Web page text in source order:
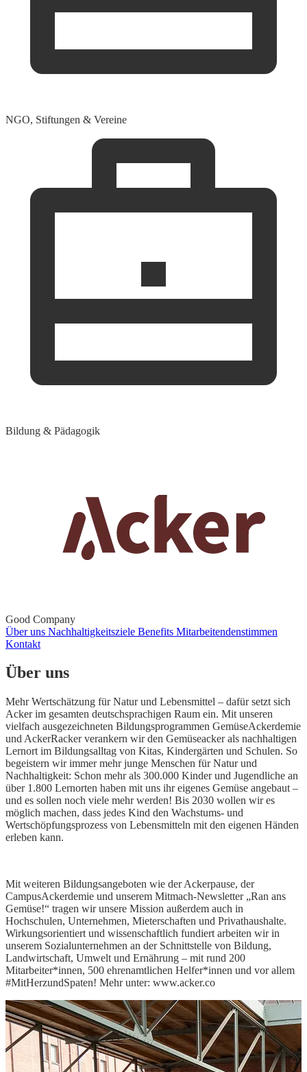
NGO, Stiftungen & Vereine
Bildung & Pädagogik
Good Company
Über uns Nachhaltigkeitsziele Benefits Mitarbeitendenstimmen
Kontakt
Über uns
Mehr Wertschätzung für Natur und Lebensmittel – dafür setzt sich
Acker im gesamten deutschsprachigen Raum ein. Mit unseren
vielfach ausgezeichneten Bildungsprogrammen GemüseAckerdemie
und AckerRacker verankern wir den Gemüseacker als nachhaltigen
Lernort im Bildungsalltag von Kitas, Kindergärten und Schulen. So
begeistern wir immer mehr junge Menschen für Natur und
Nachhaltigkeit: Schon mehr als 300.000 Kinder und Jugendliche an
über 1.800 Lernorten haben mit uns ihr eigenes Gemüse angebaut –
und es sollen noch viele mehr werden! Bis 2030 wollen wir es
möglich machen, dass jedes Kind den Wachstums- und
Wertschöpfungsprozess von Lebensmitteln mit den eigenen Händen
erleben kann.
Mit weiteren Bildungsangeboten wie der Ackerpause, der
CampusAckerdemie und unserem Mitmach-Newsletter „Ran ans
Gemüse!“ tragen wir unsere Mission außerdem auch in
Hochschulen, Unternehmen, Mieterschaften und Privathaushalte.
Wirkungsorientiert und wissenschaftlich fundiert arbeiten wir in
unserem Sozialunternehmen an der Schnittstelle von Bildung,
Landwirtschaft, Umwelt und Ernährung – mit rund 200
Mitarbeiter*innen, 500 ehrenamtlichen Helfer*innen und vor allem
#MitHerzundSpaten! Mehr unter: www.acker.co